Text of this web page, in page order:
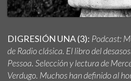
DIGRESIÓN UNA (3): Podcast:
de Radio clásica. El libro del
Pessoa. Selección y lectura de
Verdugo. Muchos han definido al